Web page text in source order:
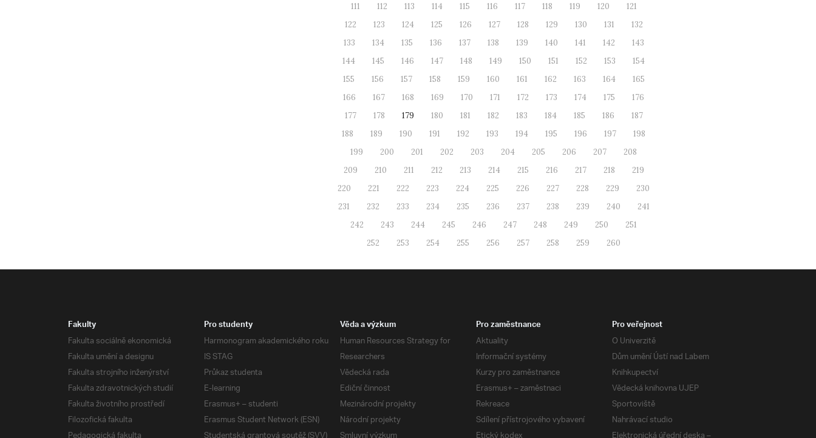
111
112 113 114 115 116 117 118 119 120
121
122
123 124 125 126 127 128 129 130 131
132
133
134 135 136 137 138 139 140 141 142
143
144
145 146 147 148 149 150 151 152 153
154
155
156 157 158 159 160 161 162 163 164
165
166
167 168 169 170 171 172 173 174 175
176
177
178 179 180 181 182 183 184 185 186
187
188
189 190 191 192 193 194 195 196 197
198
199
200 201 202 203 204 205 206 207
208
209
210 211 212 213 214 215 216 217 218
219
220
221 222 223 224 225 226 227 228 229
230
231
232 233 234 235 236 237 238 239 240
241
242
243 244 245 246 247 248 249 250
251
252
253 254 255 256 257 258 259 260
Fakulty
Fakulta sociálně ekonomická
Fakulta umění a designu
Fakulta strojního inženýrství
Fakulta zdravotnických studií
Fakulta životního prostředí
Filozofická fakulta
Pro studenty
Harmonogram akademického roku
IS STAG
Průkaz studenta
E-learning
Erasmus+ – studenti
Erasmus Student Network (ESN)
Věda a výzkum
Human Resources Strategy for
Researchers
Vědecká rada
Ediční činnost
Mezinárodní projekty
Národní projekty
Pro zaměstnance
Aktuality
Informační systémy
Kurzy pro zaměstnance
Erasmus+ – zaměstnaci
Rekreace
Sdílení přístrojového vybavení
Pro veřejnost
O Univerzitě
Dům umění Ústí nad Labem
Knihkupectví
Vědecká knihovna UJEP
Sportoviště
Nahrávací studio